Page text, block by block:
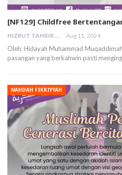
[NF129] Childfree
HIZBUT TAHRIR MALAYSIA Aug 11, 2024
Oleh: Hidayah Muhammad
pasangan yang berkahwin pasti
NAHDAH FIKRIYYAH